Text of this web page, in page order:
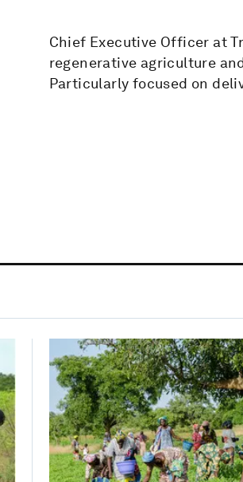
Chief Executive Officer at
regenerative agriculture
Particularly focused on